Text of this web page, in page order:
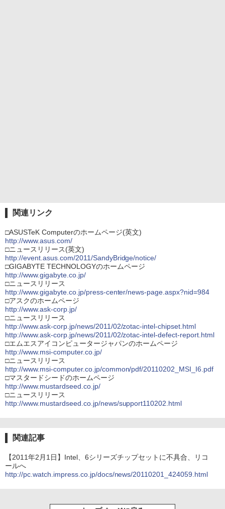
関連リンク
□ASUSTeK Computerのホームページ(英文)
http://www.asus.com/
□ニュースリリース(英文)
http://event.asus.com/2011/SandyBridge/notice/
□GIGABYTE TECHNOLOGYのホームページ
http://www.gigabyte.co.jp/
□ニュースリリース
http://www.gigabyte.co.jp/press-center/news-page.aspx?nid=984
□アスクのホームページ
http://www.ask-corp.jp/
□ニュースリリース
http://www.ask-corp.jp/news/2011/02/zotac-intel-chipset.html
http://www.ask-corp.jp/news/2011/02/zotac-intel-defect-report.html
□エムエスアイコンピュータージャパンのホームページ
http://www.msi-computer.co.jp/
□ニュースリリース
http://www.msi-computer.co.jp/common/pdf/20110202_MSI_I6.pdf
□マスタードシードのホームページ
http://www.mustardseed.co.jp/
□ニュースリリース
http://www.mustardseed.co.jp/news/support110202.html
関連記事
【2011年2月1日】Intel、6シリーズチップセットに不具合、リコ
ールへ
http://pc.watch.impress.co.jp/docs/news/20110201_424059.html